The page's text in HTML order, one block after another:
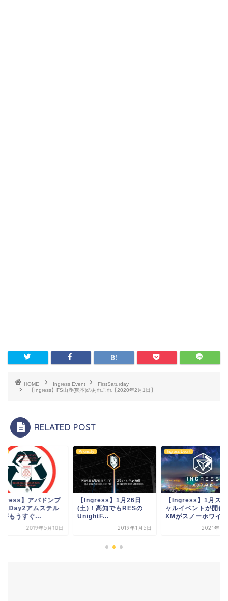
HOME Ingress Event
FirstSaturday
【Ingress】FS山鹿(熊本)のあれこれ【2020年2月1日】
RELATED POST
】アバドンプ
ムDay2アムステル
がもうすぐ...
2019年5月10日
Anomaly
【Ingress】1月26日
(土)！高知でもRESの
UnightF...
2019年1月5日
Ingress Event
【Ingress】1月ス
ャルイベントが開催
XMがスノーホワイ...
2021年1